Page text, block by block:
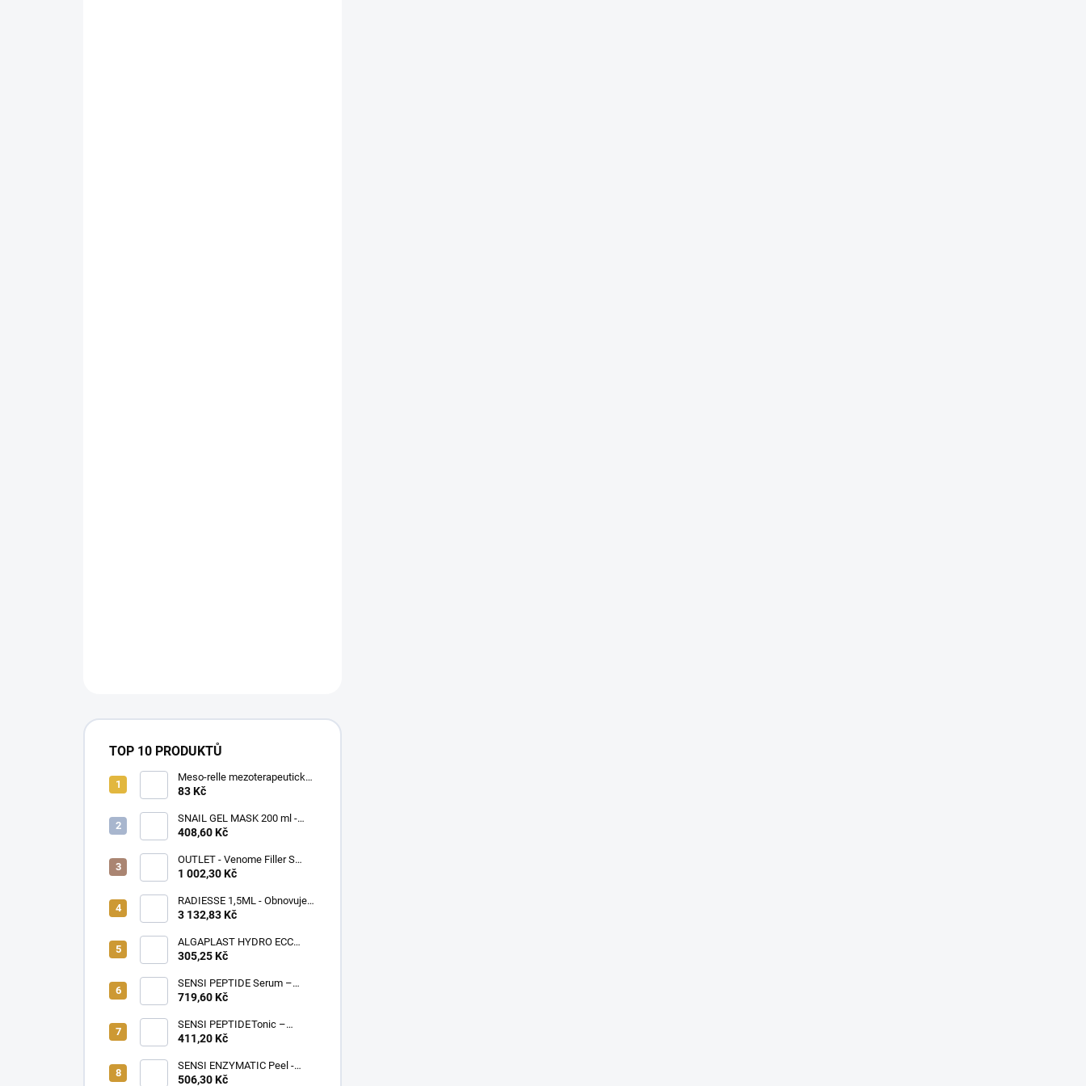
TOP 10 PRODUKTŮ
Meso-relle mezoterapeutické
jehly 32G (Ø0,23) x 4mm,
83 Kč
SNAIL GEL MASK 200 ml -
Gelová maska s hlemýždím
pokožku po invazivních
zákrocích
408,60 Kč
OUTLET - Venome Filler S
Lips 2x1 ml
1 002,30 Kč
RADIESSE 1,5ML - Obnovuje
strukturu pokožky stimulací
kolagenu a elastinu
3 132,83 Kč
ALGAPLAST HYDRO ECC
Mask 145g – Intenzivní
a dehydratovanou pleť
305,25 Kč
SENSI PEPTIDE Serum –
Peptidové sérum doporučené
úlevě po kosmetických
ošetřeních, 10×3 ml
719,60 Kč
SENSI PEPTIDE Tonic –
Zklidňující tonikum s peptidy
pokožku s tendencí k alergiím
a atopii, 500ml
411,20 Kč
SENSI ENZYMATIC Peel -
Jemný enzymatický peeling s
506,30 Kč